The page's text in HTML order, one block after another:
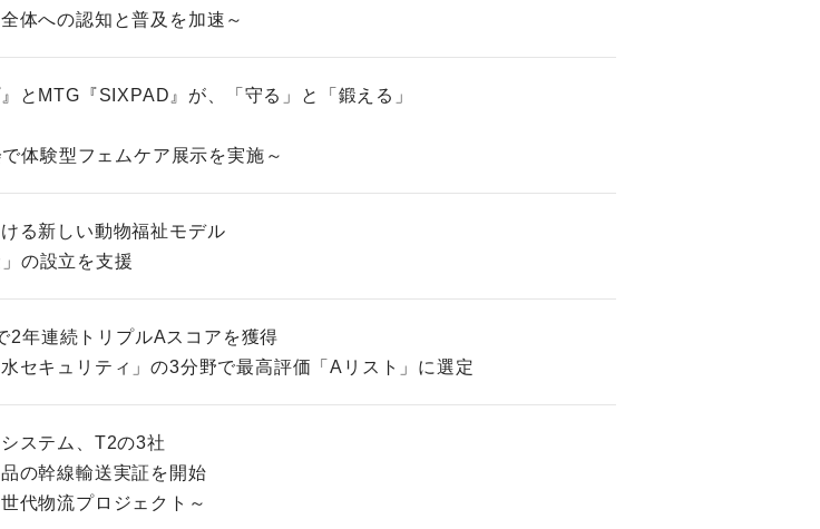
体への認知と普及を加速～
とMTG『SIXPAD』が、「守る」と「鍛える」
体験型フェムケア展示を実施～
る新しい動物福祉モデル
の設立を支援
年連続トリプルAスコアを獲得
セキュリティ」の3分野で最高評価「Aリスト」に選定
システム、T2の3社
の幹線輸送実証を開始
代物流プロジェクト～